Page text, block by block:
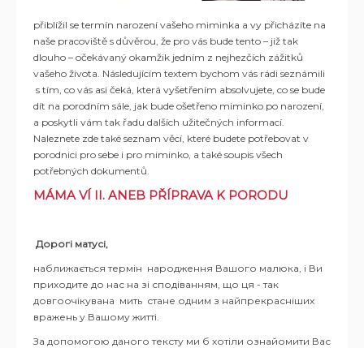
přiblížil se termín narození vašeho miminka a vy přicházíte na
naše pracoviště s důvěrou, že pro vás bude tento – již tak
dlouho – očekávaný okamžik jedním z nejhezčích zážitků
vašeho života. Následujícím textem bychom vás rádi seznámili
s tím, co vás asi čeká, která vyšetřením absolvujete, co se bude
dít na porodním sále, jak bude ošetřeno miminko po narození,
a poskytli vám tak řadu dalších užitečných informací.
Naleznete zde také seznam věcí, které budete potřebovat v
porodnici pro sebe i pro miminko, a také soupis všech
potřebných dokumentů.
MÁMA VÍ II. ANEB PŘÍPRAVA K PORODU
Дорогі матусі,
наближається термін народження Вашого малюка, і Ви
приходите до нас на зі сподіванням, що ця - так
довгоочікувана мить стане одним з найпрекрасніших
вражень у Вашому житті.
За допомогою даного тексту ми б хотіли ознайомити Вас